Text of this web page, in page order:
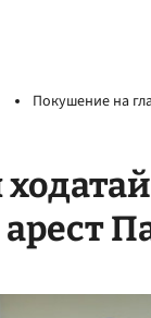
Покушение на